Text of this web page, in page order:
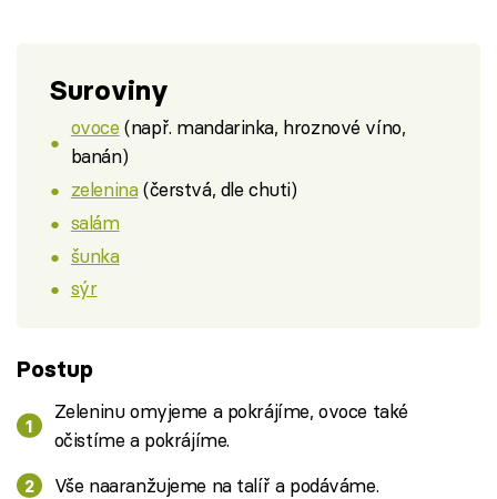
Suroviny
ovoce (např. mandarinka, hroznové víno,
banán)
zelenina(čerstvá, dle chuti)
salám
šunka
sýr
Postup
Zeleninu omyjeme a pokrájíme, ovoce také
očistíme a pokrájíme.
Vše naaranžujeme na talíř a podáváme.